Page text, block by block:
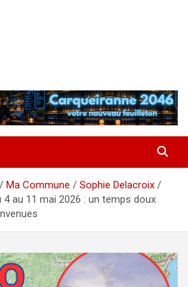
Ma Commune
Sophie Delacroix
au 11 mai 2026 : un temps doux